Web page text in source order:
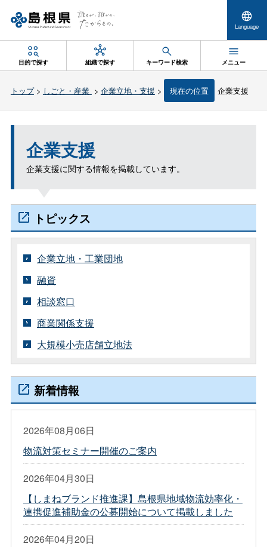
Language
目的で探す 組織で探す キーワード検索 メニュー
トップ> しごと・産業 > 企業立地・支援 > 現在の位置 企業支援
企業支援
企業支援に関する情報を掲載しています。
トピックス
企業立地・工業団地
融資
相談窓口
商業関係支援
大規模小売店舗立地法
新着情報
2026年08月06日
物流対策セミナー開催のご案内
2026年04月30日
【しまねブランド推進課】島根県地域物流効率化・
連携促進補助金の公募開始について掲載しました
2026年04月20日